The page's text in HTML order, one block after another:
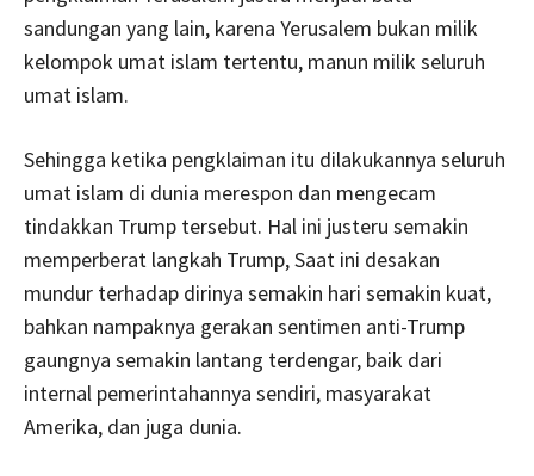
sandungan yang lain, karena Yerusalem bukan milik
kelompok umat islam tertentu, manun milik seluruh
umat islam.
Sehingga ketika pengklaiman itu dilakukannya seluruh
umat islam di dunia merespon dan mengecam
tindakkan Trump tersebut. Hal ini justeru semakin
memperberat langkah Trump, Saat ini desakan
mundur terhadap dirinya semakin hari semakin kuat,
bahkan nampaknya gerakan sentimen anti-Trump
gaungnya semakin lantang terdengar, baik dari
internal pemerintahannya sendiri, masyarakat
Amerika, dan juga dunia.